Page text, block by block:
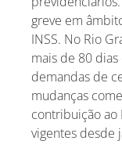
greve em
INSS. No Rio
mais de 80
demandas de
mudanças
contribuição ao
vigentes desde